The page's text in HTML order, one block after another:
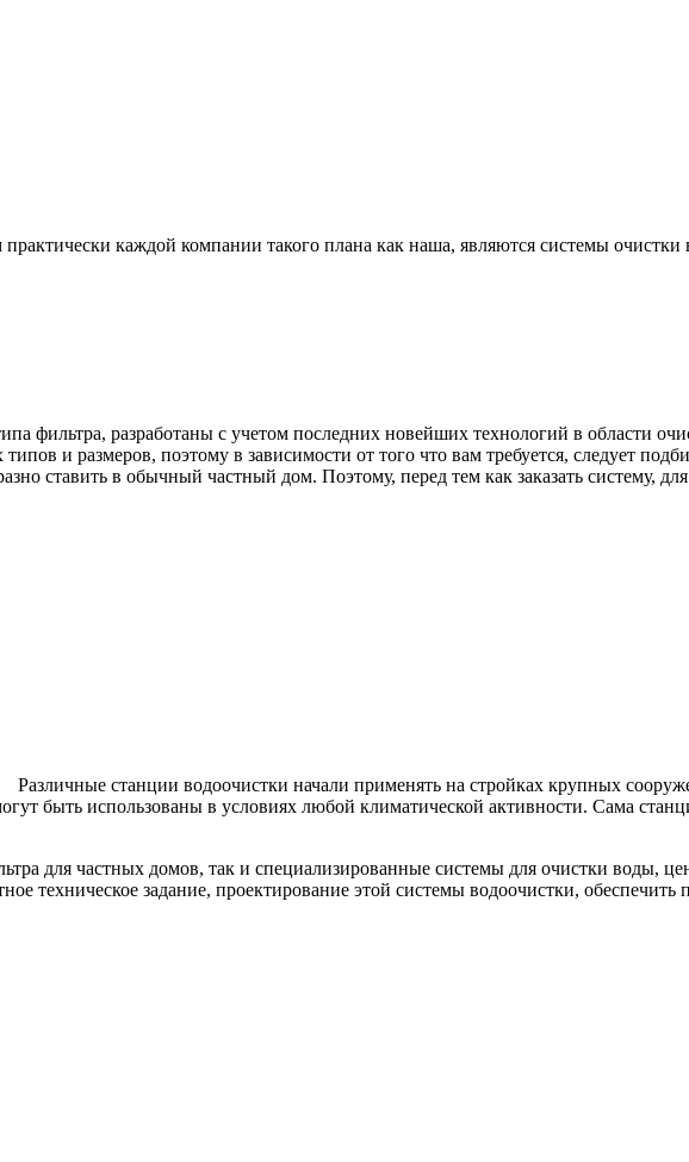
каждой компании такого плана как наша, являются системы очистки
фильтра, разработаны с учетом последних новейших технологий в области
и размеров, поэтому в зависимости от того что вам требуется, следует
ставить в обычный частный дом. Поэтому, перед тем как заказать систему, для
Различные станции водоочистки начали применять на стройках крупных
быть использованы в условиях любой климатической активности. Сама
для частных домов, так и специализированные системы для очистки воды,
техническое задание, проектирование этой системы водоочистки, обеспечить